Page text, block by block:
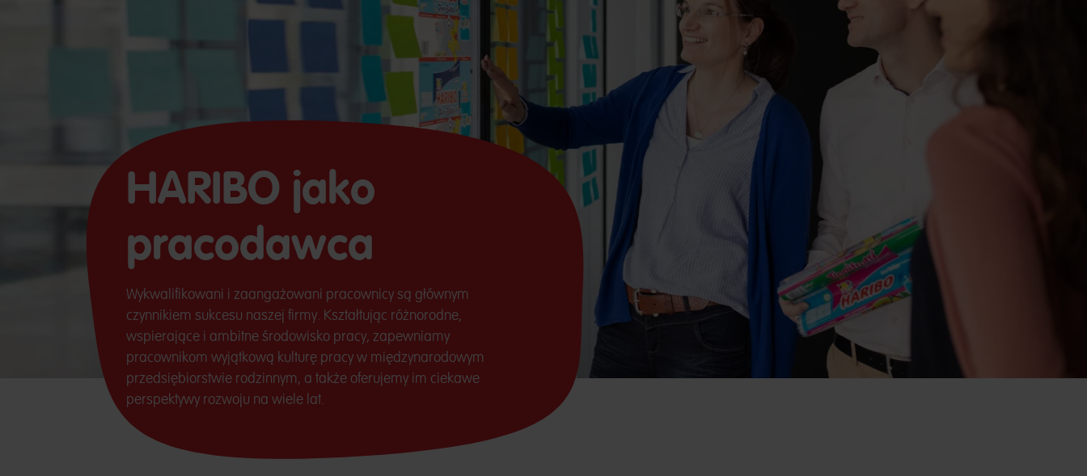
HARIBO jako
pracodawca
Wykwalifikowani i zaangażowani pracownicy są głównym
czynnikiem sukcesu naszej firmy. Kształtując różnorodne,
wspierające i ambitne środowisko pracy, zapewniamy
pracownikom wyjątkową kulturę pracy w międzynarodowym
przedsiębiorstwie rodzinnym, a także oferujemy im ciekawe
perspektywy rozwoju na wiele lat.